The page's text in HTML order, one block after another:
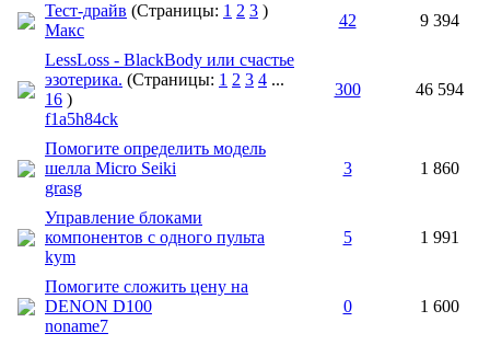
Тест-драйв (Страницы: 1 2 3 )
Макс
42 9 394
LessLoss - BlackBody или счастье
эзотерика. (Страницы: 1 2 3 4 ...
16 )
f1a5h84ck
300 46 594
Помогите определить модель
шелла Micro Seiki
grasg
3 1 860
Управление блоками
компонентов с одного пульта
kym
5 1 991
Помогите сложить цену на
DENON D100
noname7
0 1 600